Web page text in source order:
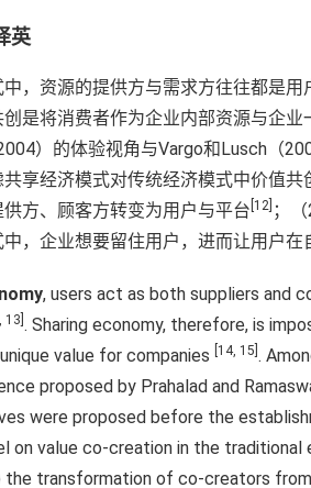
英
中，资源的提供方与需求方往往都是用
是将消费者作为企业内部资源与企
）的体验视角与Vargo和Lusch（
享经济模式对传统经济模式中价值
方、顾客方转变为用户与平台 [12] ；
，企业想要留住用户，进而让用户在
, users act as both suppliers and
13] . Sharing economy, therefore, is
value for companies
[14, 15] .
proposed by Prahalad and
were proposed before the
on value co-creation in the
the transformation of co-creators